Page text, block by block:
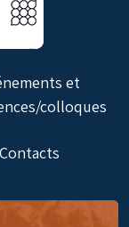
et
colloques
Contacts